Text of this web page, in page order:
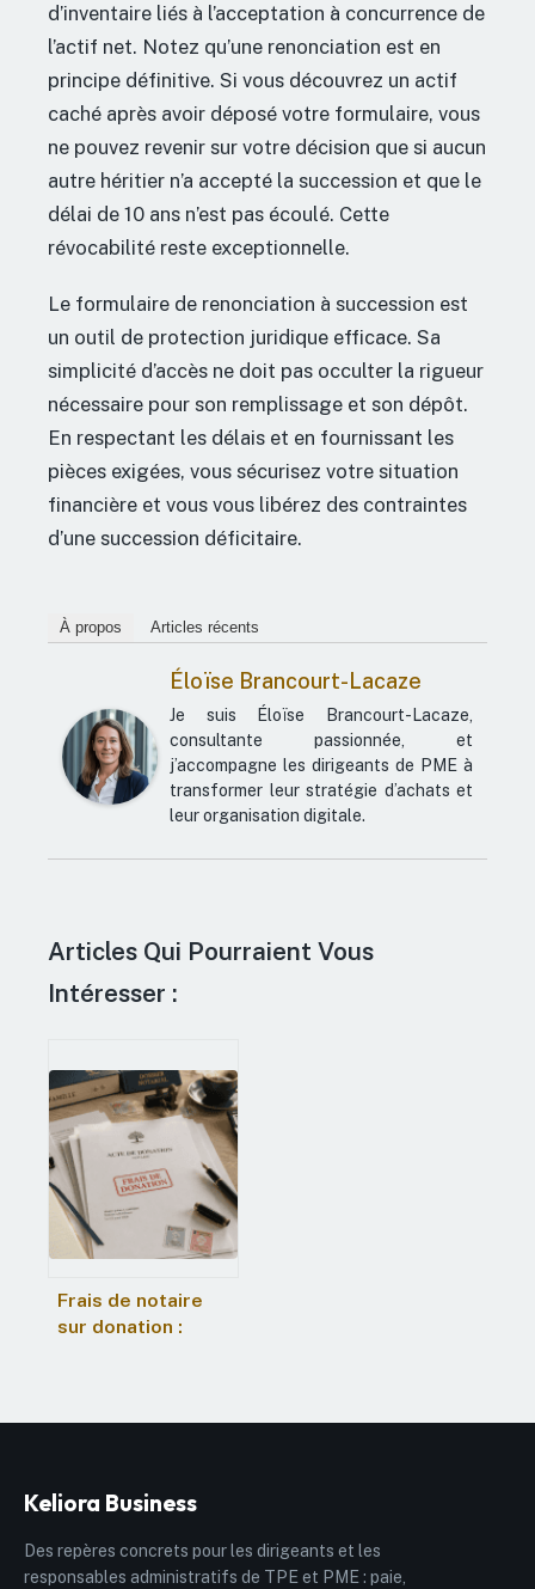
d’inventaire liés à l’acceptation à concurrence de
l’actif net. Notez qu’une renonciation est en
principe définitive. Si vous découvrez un actif
caché après avoir déposé votre formulaire, vous
ne pouvez revenir sur votre décision que si aucun
autre héritier n’a accepté la succession et que le
délai de 10 ans n’est pas écoulé. Cette
révocabilité reste exceptionnelle.
Le formulaire de renonciation à succession est
un outil de protection juridique efficace. Sa
simplicité d’accès ne doit pas occulter la rigueur
nécessaire pour son remplissage et son dépôt.
En respectant les délais et en fournissant les
pièces exigées, vous sécurisez votre situation
financière et vous vous libérez des contraintes
d’une succession déficitaire.
À propos Articles récents
Éloïse Brancourt-Lacaze
Je suis Éloïse Brancourt-Lacaze,
consultante passionnée, et
j’accompagne les dirigeants de PME à
transformer leur stratégie d’achats et
leur organisation digitale.
Articles Qui Pourraient Vous
Intéresser :
Frais de notaire
sur donation :
Keliora Business
Des repères concrets pour les dirigeants et les
responsables administratifs de TPE et PME : paie,